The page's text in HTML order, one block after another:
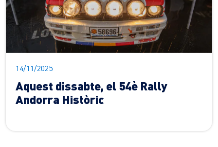
14/11/2025
Aquest dissabte, el 54è Rally
Andorra Històric